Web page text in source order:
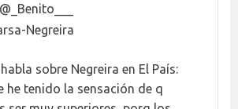
@_Benito___
Negreira
sobre Negreira en El País:
he tenido la sensación de q